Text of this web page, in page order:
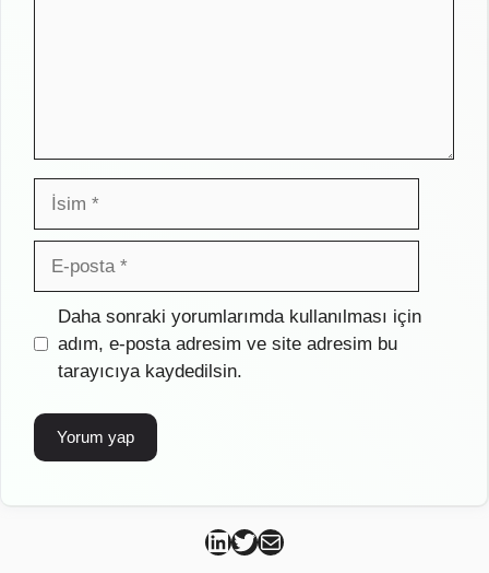
İsim
posta
İnternet
sitesi
Daha sonraki yorumlarımda kullanılması için
adım, e-posta adresim ve site adresim bu
tarayıcıya kaydedilsin.
Can Kütahya Linkedin
Can Kütahya Twitter
Can Kütahya Mail